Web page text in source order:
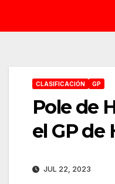
CLASIFICACIÓN GP
Pole de
el GP de
JUL 22, 2023